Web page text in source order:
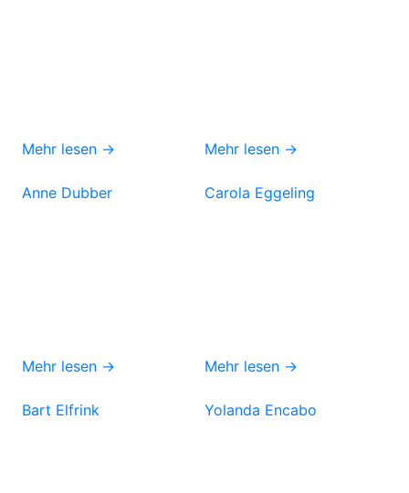
Mehr lesen → Mehr lesen →
Anne Dubber
Mehr lesen →
Carola Eggeling
Mehr lesen →
Bart Elfrink Yolanda Encabo